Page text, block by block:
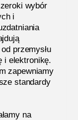
wybór
i
przemysłu
i elektronikę.
zapewniamy
standardy
na